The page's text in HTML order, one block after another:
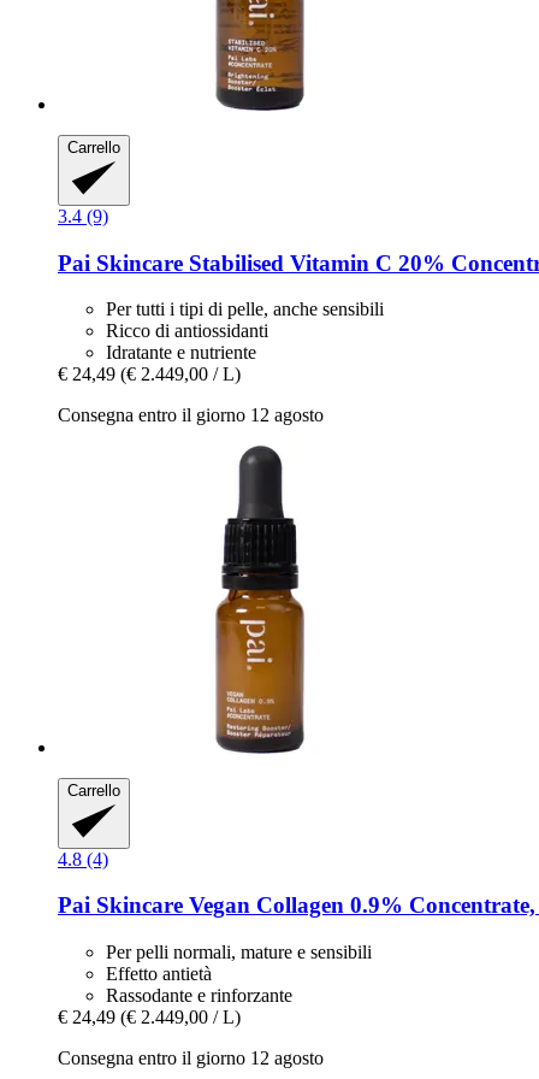
Carrello
3.4 (9)
Pai Skincare Stabilised Vitamin C 20%
Per tutti i tipi di pelle, anche sensibili
Ricco di antiossidanti
Idratante e nutriente
€ 24,49 (€ 2.449,00 / L)
Consegna entro il giorno 12 agosto
Carrello
4.8 (4)
Pai Skincare Vegan Collagen 0.9%
Per pelli normali, mature e sensibili
Effetto antietà
Rassodante e rinforzante
€ 24,49 (€ 2.449,00 / L)
Consegna entro il giorno 12 agosto